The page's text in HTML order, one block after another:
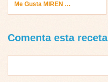
Me Gusta MIREN …
Comenta esta receta